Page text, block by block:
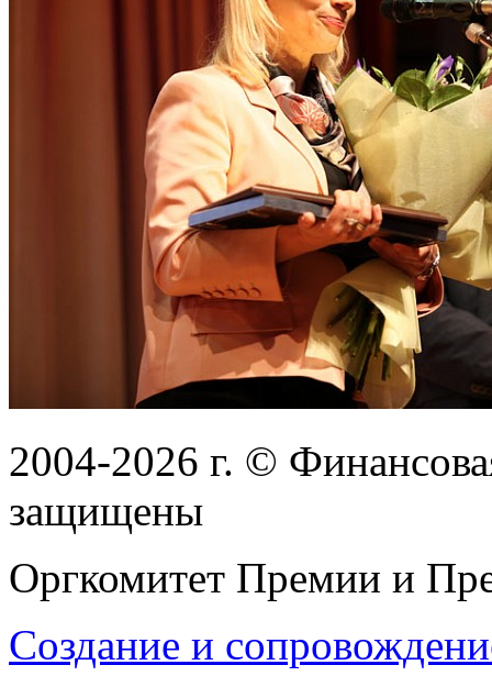
2004-2026 г. ©
защищены
Оргкомитет Премии и
Создание и